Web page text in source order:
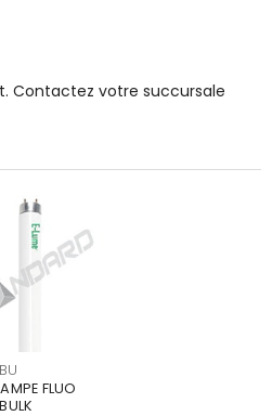
Contactez votre succursale
FLUO